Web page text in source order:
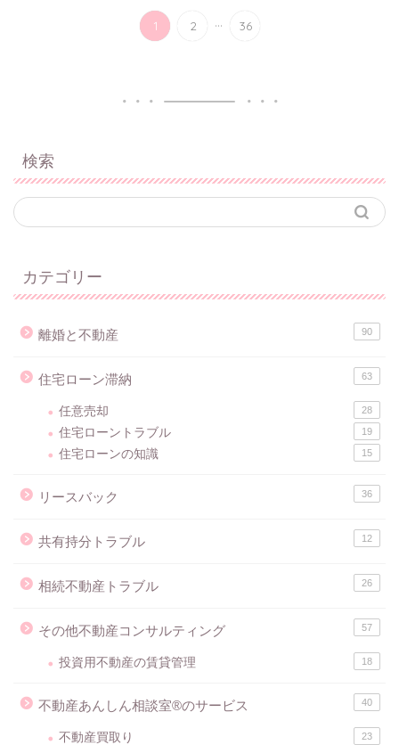
1 2 ... 36
検索
カテゴリー
離婚と不動産 90
住宅ローン滞納 63
任意売却 28
住宅ローントラブル 19
住宅ローンの知識 15
リースバック 36
共有持分トラブル 12
相続不動産トラブル 26
その他不動産コンサルティング 57
投資用不動産の賃貸管理 18
不動産あんしん相談室®のサービス 40
不動産買取り 23